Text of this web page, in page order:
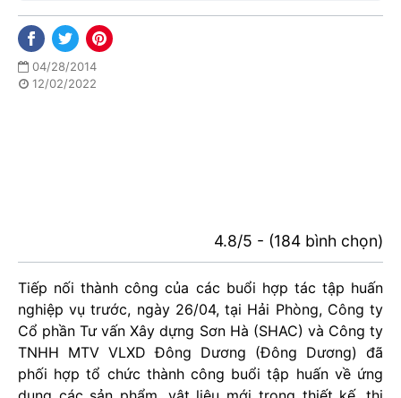
04/28/2014
12/02/2022
4.8/5 - (184 bình chọn)
Tiếp nối thành công của các buổi hợp tác tập huấn
nghiệp vụ trước, ngày 26/04, tại Hải Phòng, Công ty
Cổ phần Tư vấn Xây dựng Sơn Hà (SHAC) và Công ty
TNHH MTV VLXD Đông Dương (Đông Dương) đã
phối hợp tổ chức thành công buổi tập huấn về ứng